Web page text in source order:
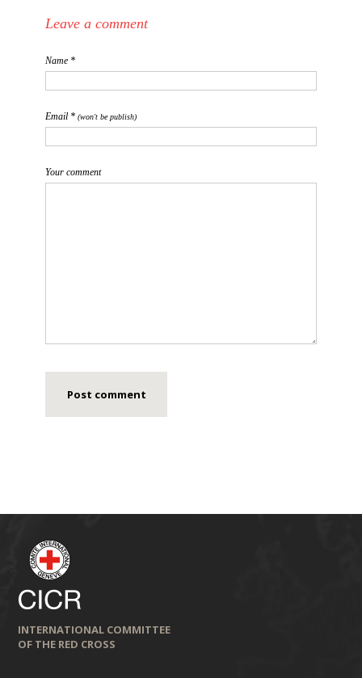
Leave a comment
Name *
Email * (won't be publish)
Your comment
INTERNATIONAL COMMITTEE
OF THE RED CROSS